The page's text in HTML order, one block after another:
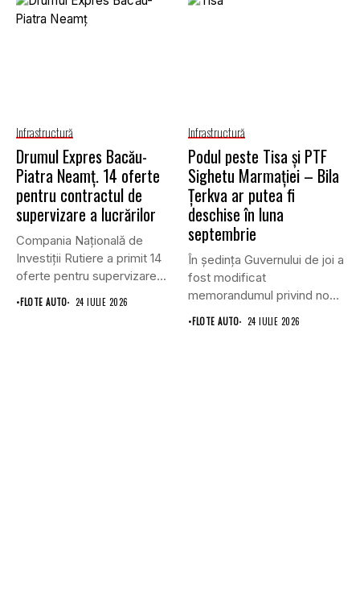
Infrastructură
Drumul Expres Bacău-
Piatra Neamț. 14 oferte
pentru contractul de
supervizare a lucrărilor
Compania Națională de
Investiții Rutiere a primit 14
oferte pentru supervizarea
lucrărilor...
•FLOTE AUTO 24 IULIE 2026
Infrastructură
Podul peste Tisa și PTF
Sighetu Marmației – Bila
Țerkva ar putea fi
deschise în luna
septembrie
În ședința Guvernului de joi a
fost modificat
memorandumul privind noul
punct...
•FLOTE AUTO 24 IULIE 2026